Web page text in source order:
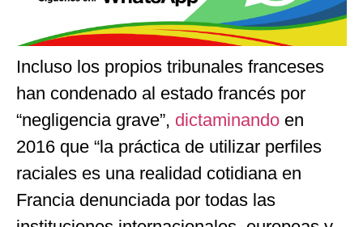
Incluso los propios tribunales franceses
han condenado al estado francés por
“negligencia grave”, dictaminando en
2016 que “la práctica de utilizar perfiles
raciales es una realidad cotidiana en
Francia denunciada por todas las